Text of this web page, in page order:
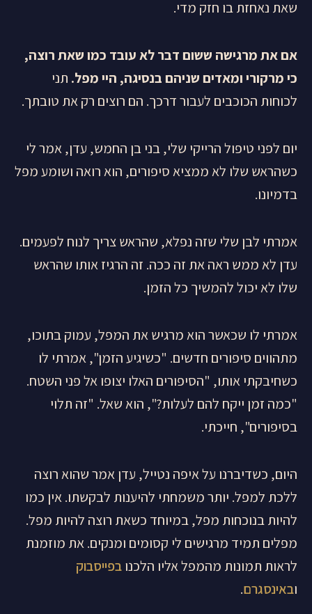
שאת נאחזת בו חזק מדי.
אם את מרגישה ששום דבר לא עובד כמו שאת רוצה,
כי מרקורי ומאדים שניהם בנסיגה, היי מפל. תני
לכוחות הכוכבים לעבור דרכך. הם רוצים רק את טובתך.
יום לפני טיפול הרייקי שלי, בני בן החמש, עדן, אמר לי
כשהראש שלו לא ממציא סיפורים, הוא רואה ושומע מפל
בדמיונו.
אמרתי לבן שלי שזה נפלא, שהראש צריך לנוח לפעמים.
עדן לא ממש ראה את זה ככה. זה הרגיז אותו שהראש
שלו לא יכול להמשיך כל הזמן.
אמרתי לו שכאשר הוא מרגיש את המפל, עמוק בתוכו,
מתהווים סיפורים חדשים. "כשיגיע הזמן", אמרתי לו
כשחיבקתי אותו, "הסיפורים האלו יצופו אל פני השטח.
"כמה זמן ייקח להם לעלות?", הוא שאל. "זה תלוי
בסיפורים", חייכתי.
היום, כשדיברנו על איפה נטייל, עדן אמר שהוא רוצה
ללכת למפל. יותר משמחתי להיענות לבקשתו. אין כמו
להיות בנוכחות מפל, במיוחד כשאת רוצה להיות מפל.
מפלים תמיד מרגישים לי קסומים ומנקים. את מוזמנת
לראות תמונות מהמפל אליו הלכנובפייסבוק
ובאינסגרם.